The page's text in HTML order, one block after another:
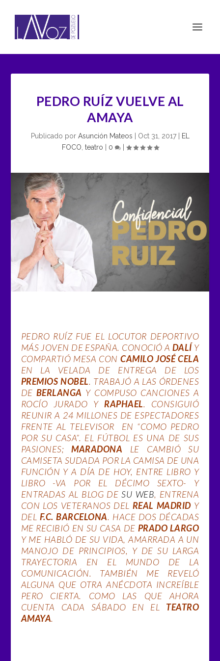
PEDRO RUÍZ VUELVE AL
AMAYA
Publicado por Asunción Mateos Oct 31, 2017|
EL
FOCO teatro 0 |
PEDRO RUÍZ FUE EL LOCUTOR DEPORTIVO
MÁS JOVEN DE ESPAÑA. CONOCIÓ A DALÍ Y
COMPARTIÓ MESA CONCAMILO JOSÉ CELA
EN LA VELADA DE ENTREGA DE LOS
PREMIOS NOBEL. TRABAJÓ A LAS ÓRDENES
DE BERLANGA Y COMPUSO CANCIONES A
ROCÍO JURADO YRAPHAEL. CONSIGUIÓ
REUNIR A 24 MILLONES DE ESPECTADORES
FRENTE AL TELEVISOR EN “COMO PEDRO
POR SU CASA”. EL FÚTBOL ES UNA DE SUS
PASIONES; MARADONA
LE CAMBIÓ SU
CAMISETA SUDADA POR LA CAMISA DE UNA
FUNCIÓN Y A DÍA DE HOY, ENTRE LIBRO Y
LIBRO -VA POR EL DÉCIMO SEXTO- Y
ENTRADAS AL BLOG DESU WEB, ENTRENA
CON LOS VETERANOS DEL REAL MADRIDY
DEL F.C. BARCELONA. HACE DOS DÉCADAS
ME RECIBIÓ EN SU CASA DE PRADO LARGO
Y ME HABLÓ DE SU VIDA, AMARRADA A UN
MANOJO DE PRINCIPIOS, Y DE SU LARGA
TRAYECTORIA EN EL MUNDO DE LA
COMUNICACIÓN. TAMBIÉN ME REVELÓ
ALGUNA QUE OTRA ANÉCDOTA INCREÍBLE
PERO CIERTA. COMO LAS QUE AHORA
CUENTA CADA SÁBADO EN EL TEATRO
AMAYA.